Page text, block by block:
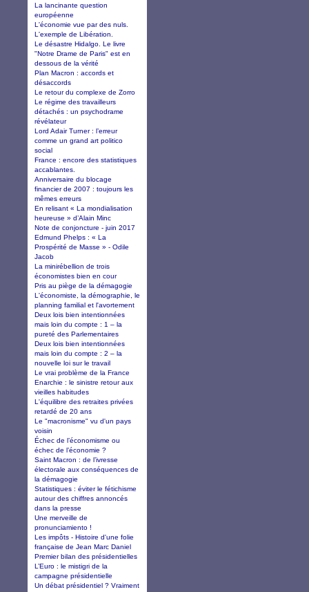
La lancinante question
européenne
L'économie vue par des nuls.
L'exemple de Libération.
Le désastre Hidalgo. Le livre
"Notre Drame de Paris" est en
dessous de la vérité
Plan Macron : accords et
désaccords
Le retour du complexe de Zorro
Le régime des travailleurs
détachés : un psychodrame
révélateur
Lord Adair Turner : l’erreur
comme un grand art politico
social
France : encore des statistiques
accablantes.
Anniversaire du blocage
financier de 2007 : toujours les
mêmes erreurs
En relisant « La mondialisation
heureuse » d’Alain Minc
Note de conjoncture - juin 2017
Edmund Phelps : « La
Prospérité de Masse » - Odile
Jacob
La minirébellion de trois
économistes bien en cour
Pris au piège de la démagogie
L'économiste, la démographie, le
planning familial et l'avortement
Deux lois bien intentionnées
mais loin du compte : 1 – la
pureté des Parlementaires
Deux lois bien intentionnées
mais loin du compte : 2 – la
nouvelle loi sur le travail
Le vrai problème de la France
Enarchie : le sinistre retour aux
vieilles habitudes
L'équilibre des retraites privées
retardé de 20 ans
Le "macronisme" vu d'un pays
voisin
Échec de l’économisme ou
échec de l’économie ?
Saint Macron : de l’ivresse
électorale aux conséquences de
la démagogie
Statistiques : éviter le fétichisme
autour des chiffres annoncés
dans la presse
Une merveille de
pronunciamiento !
Les impôts - Histoire d'une folie
française de Jean Marc Daniel
Premier bilan des présidentielles
L’Euro : le mistigri de la
campagne présidentielle
Un débat présidentiel ? Vraiment